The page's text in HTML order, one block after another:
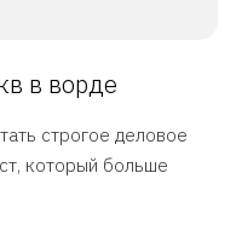
в ворде
строгое деловое
который больше